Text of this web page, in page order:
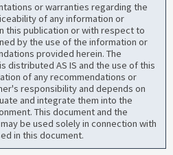
or warranties regarding the
of any information or
this publication or with respect to
by the use of the information or
provided herein. The
distributed AS IS and the use of this
of any recommendations or
responsibility and depends on
and integrate them into the
This document and the
be used solely in connection with
in this document.